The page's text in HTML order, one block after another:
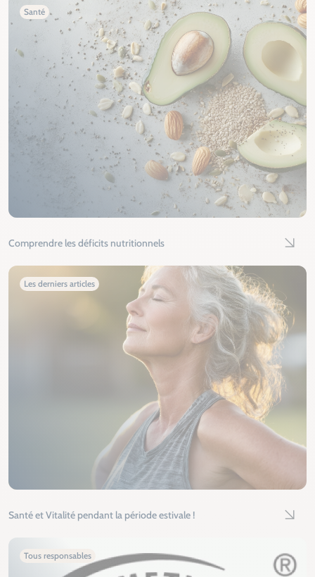
Santé
Comprendre les déficits nutritionnels Lire
Les derniers articles
Santé et Vitalité pendant la période estivale ! Lire
Tous responsables